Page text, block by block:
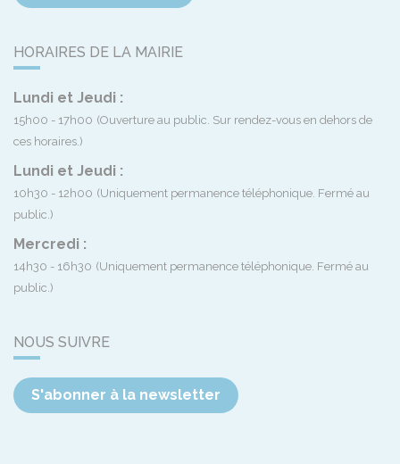
HORAIRES DE LA MAIRIE
Lundi et Jeudi :
15h00 - 17h00 (Ouverture au public. Sur rendez-vous en dehors de
ces horaires.)
Lundi et Jeudi :
10h30 - 12h00 (Uniquement permanence téléphonique. Fermé au
public.)
Mercredi :
14h30 - 16h30 (Uniquement permanence téléphonique. Fermé au
public.)
NOUS SUIVRE
S'abonner à la newsletter